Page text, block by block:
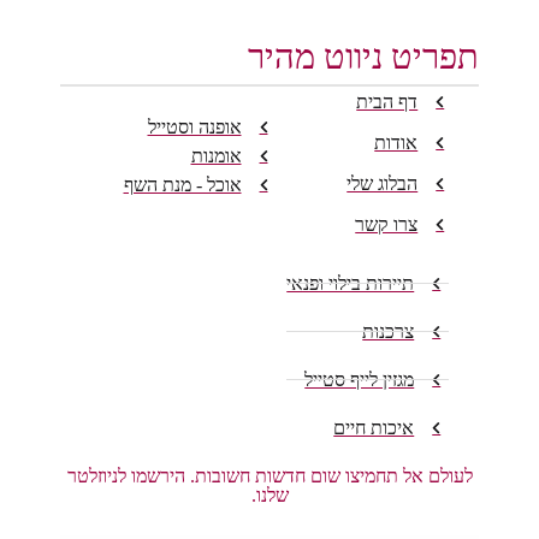
תפריט ניווט מהיר
דף הבית
אודות
הבלוג שלי
צרו קשר
אופנה וסטייל
אומנות
אוכל - מנת השף
תיירות בילוי ופנאי
צרכנות
מגזין לייף סטייל
איכות חיים
לעולם אל תחמיצו שום חדשות חשובות. הירשמו לניוזלטר
שלנו.